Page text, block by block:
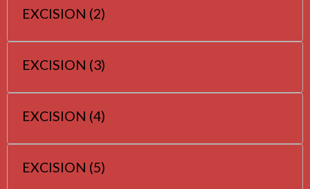
EXCISION (2)
EXCISION (3)
EXCISION (4)
EXCISION (5)